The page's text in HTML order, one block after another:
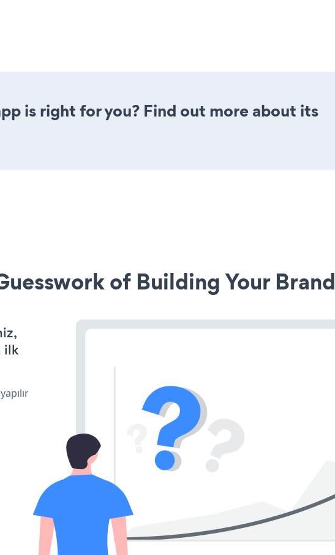
is right for you? Find out more about its
of Building Your Brand
ilk